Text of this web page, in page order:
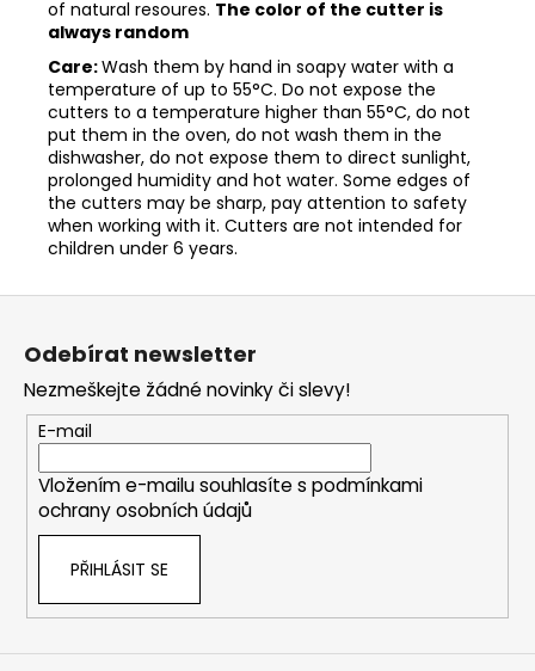
of natural resoures. The color of the cutter is
always random
Care:Wash them by hand in soapy water with a
temperature of up to 55°C. Do not expose the
cutters to a temperature higher than 55°C, do not
put them in the oven, do not wash them in the
dishwasher, do not expose them to direct sunlight,
prolonged humidity and hot water. Some edges of
the cutters may be sharp, pay attention to safety
when working with it. Cutters are not intended for
children under 6 years.
Z
Odebírat newsletter
Nezmeškejte žádné novinky či slevy!
E-mail
Vložením e-mailu souhlasíte s podmínkami
ochrany osobních údajů
PŘIHLÁSIT SE